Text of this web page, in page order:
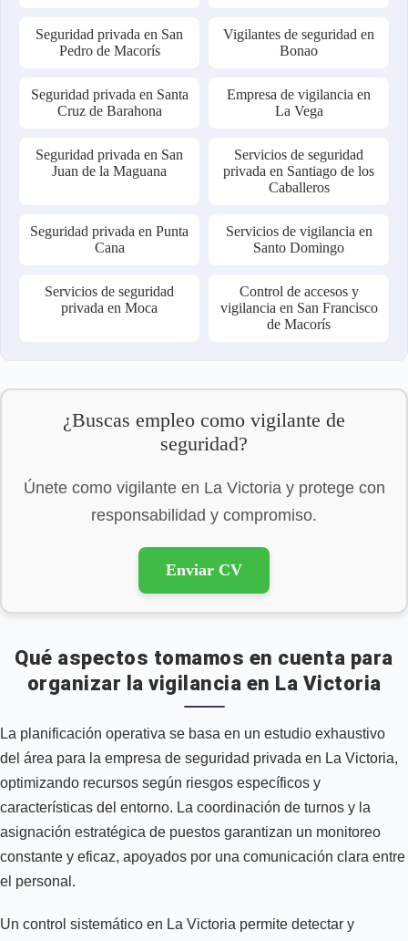
Seguridad privada en San
Pedro de Macorís
Vigilantes de seguridad en
Bonao
Seguridad privada en Santa
Cruz de Barahona
Empresa de vigilancia en
La Vega
Seguridad privada en San
Juan de la Maguana
Servicios de seguridad
privada en Santiago de los
Caballeros
Seguridad privada en Punta
Cana
Servicios de vigilancia en
Santo Domingo
Servicios de seguridad
privada en Moca
Control de accesos y
vigilancia en San Francisco
de Macorís
¿Buscas empleo como vigilante de
seguridad?
Únete como vigilante en La Victoria y protege con
responsabilidad y compromiso.
Enviar CV
Qué aspectos tomamos en cuenta para
organizar la vigilancia en La Victoria
La planificación operativa se basa en un estudio exhaustivo
del área para la empresa de seguridad privada en La Victoria,
optimizando recursos según riesgos específicos y
características del entorno. La coordinación de turnos y la
asignación estratégica de puestos garantizan un monitoreo
constante y eficaz, apoyados por una comunicación clara entre
el personal.
Un control sistemático en La Victoria permite detectar y